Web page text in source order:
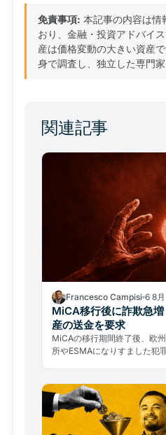
免責事項: 本記事の内容は情
おり、金融・投資アドバイ
産は価格変動の大きい資産
身で調査し、独立した専門家
関連記事
Francesco Campisi 6 8
MiCA移行後に詐欺急
産の送金を要求
MiCAの移行期間終了後、欧
所やESMAになりすました犯